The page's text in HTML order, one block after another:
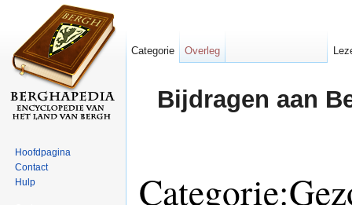
Bijdragen aan
Categorie Overleg
Hoofdpagina
Contact
Hulp